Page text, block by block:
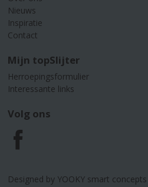
Nieuws
Inspiratie
Contact
Mijn topSlijter
Herroepingsformulier
Interessante links
Volg ons
F
a
Designed by YOOKY smart concepts